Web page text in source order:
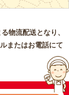
物流配送となり、
またはお電話にて